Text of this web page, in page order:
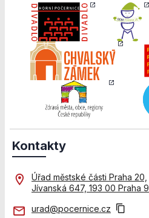
Kontakty
Úřad městské části Praha 20,
Jívanská 647, 193 00 Praha 9
urad@pocernice.cz